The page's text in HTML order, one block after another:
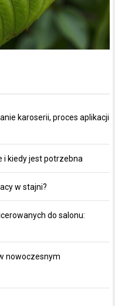
karoserii, proces aplikacji
i kiedy jest potrzebna
w stajni?
do salonu:
nowoczesnym